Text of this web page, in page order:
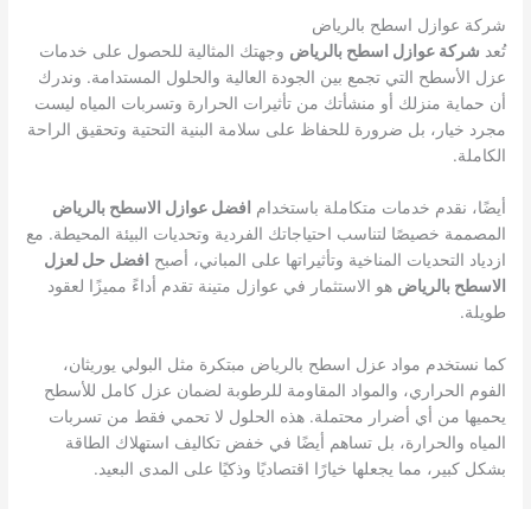
شركة عوازل اسطح بالرياض
تُعد شركة عوازل اسطح بالرياض وجهتك المثالية للحصول على خدمات
عزل الأسطح التي تجمع بين الجودة العالية والحلول المستدامة. وندرك
أن حماية منزلك أو منشأتك من تأثيرات الحرارة وتسربات المياه ليست
مجرد خيار، بل ضرورة للحفاظ على سلامة البنية التحتية وتحقيق الراحة
الكاملة.
أيضًا، نقدم خدمات متكاملة باستخدام افضل عوازل الاسطح بالرياض
المصممة خصيصًا لتناسب احتياجاتك الفردية وتحديات البيئة المحيطة. مع
ازدياد التحديات المناخية وتأثيراتها على المباني، أصبح افضل حل لعزل
الاسطح بالرياض هو الاستثمار في عوازل متينة تقدم أداءً مميزًا لعقود
طويلة.
كما نستخدم مواد عزل اسطح بالرياض مبتكرة مثل البولي يوريثان،
الفوم الحراري، والمواد المقاومة للرطوبة لضمان عزل كامل للأسطح
يحميها من أي أضرار محتملة. هذه الحلول لا تحمي فقط من تسربات
المياه والحرارة، بل تساهم أيضًا في خفض تكاليف استهلاك الطاقة
بشكل كبير، مما يجعلها خيارًا اقتصاديًا وذكيًا على المدى البعيد.